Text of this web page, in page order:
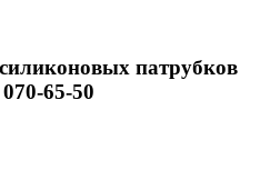
патрубков
65-50